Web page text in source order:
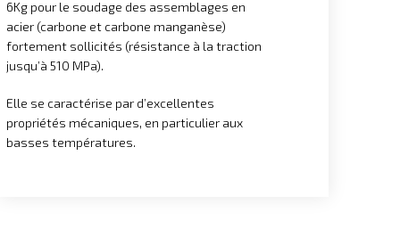
6Kg pour le soudage des assemblages en
acier (carbone et carbone manganèse)
fortement sollicités (résistance à la traction
jusqu’à 510 MPa).
Elle se caractérise par d’excellentes
propriétés mécaniques, en particulier aux
basses températures.